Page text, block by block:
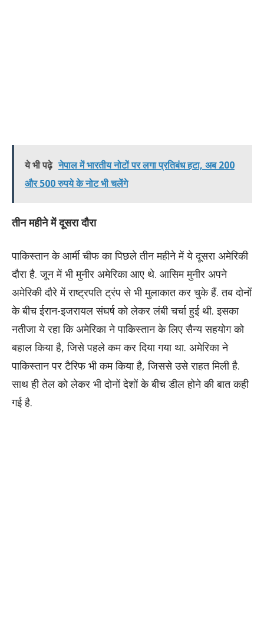
ये भी पढ़े नेपाल में भारतीय नोटों पर लगा प्रतिबंध हटा, अब 200
और 500 रुपये के नोट भी चलेंगे
तीन महीने में दूसरा दौरा
पाकिस्तान के आर्मी चीफ का पिछले तीन महीने में ये दूसरा अमेरिकी
दौरा है. जून में भी मुनीर अमेरिका आए थे. आसिम मुनीर अपने
अमेरिकी दौरे में राष्ट्रपति ट्रंप से भी मुलाकात कर चुके हैं. तब दोनों
के बीच ईरान-इजरायल संघर्ष को लेकर लंबी चर्चा हुई थी. इसका
नतीजा ये रहा कि अमेरिका ने पाकिस्तान के लिए सैन्य सहयोग को
बहाल किया है, जिसे पहले कम कर दिया गया था. अमेरिका ने
पाकिस्तान पर टैरिफ भी कम किया है, जिससे उसे राहत मिली है.
साथ ही तेल को लेकर भी दोनों देशों के बीच डील होने की बात कही
गई है.